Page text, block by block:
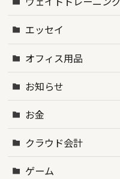
エッセイ
オフィス用品
お知らせ
お金
クラウド会計
ゲーム